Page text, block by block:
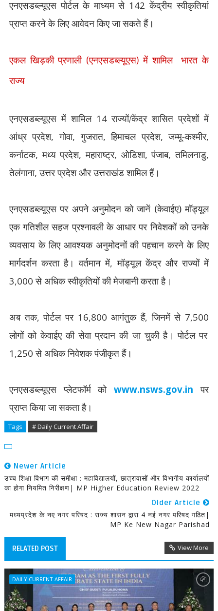
एनएसडब्ल्यूएस पोर्टल के माध्यम से 142 केंद्रीय स्वीकृतियां
प्राप्त करने के लिए आवेदन किए जा सकते हैं।
एकल खिड़की प्रणाली (एनएसडब्ल्यूएस) में शामिल भारत के
राज्य
एनएसडब्ल्यूएस में शामिल 14राज्यों/केंद्र शासित प्रदेशों में
आंध्र प्रदेश,गोवा,गुजरात,हिमाचल प्रदेश,जम्मू-कश्मीर,
कर्नाटक,मध्य प्रदेश,महाराष्ट्र, ओडिशा,पंजाब,तमिलनाडु,
तेलंगाना,उत्तर प्रदेश और उत्तराखंड शामिल हैं।
एनएसडब्ल्यूएस पर अपने अनुमोदन को जानें (केवाईए) मॉड्यूल
एक गतिशील सहज प्रश्नावली के आधार पर निवेशकों को उनके
व्यवसाय के लिए आवश्यक अनुमोदनों की पहचान करने के लिए
मार्गदर्शन करता है। वर्तमान में,मॉड्यूल केंद्र और राज्यों में
3,000 से अधिक स्वीकृतियों की मेजबानी करता है।
अब तक,पोर्टल पर 16,800 आगंतुक हैं,जिनमें से 7,500
लोगों को केवाईए की सेवा प्रदान की जा चुकी है। पोर्टल पर
1,250 से अधिक निवेशक पंजीकृत हैं।
एनएसडब्ल्यूएस प्लेटफॉर्म कोwww.nsws.gov.in
पर
प्राप्त किया जा सकता है।
Tags # Daily Current Affair
Newer Article
उच्च शिक्षा विभाग की समीक्षा : महाविद्यालयों, छात्रावासों और विभागीय कार्यालयों
का होगा नियमित निरीक्षण| MP Higher Education Review 2022
Older Article
मध्यप्रदेश के नए नगर परिषद : राज्य शासन द्वारा 4 नई नगर परिषद गठित|
MP Ke New Nagar Parishad
RELATED POST View More
DAILY CURRENT AFFAIR